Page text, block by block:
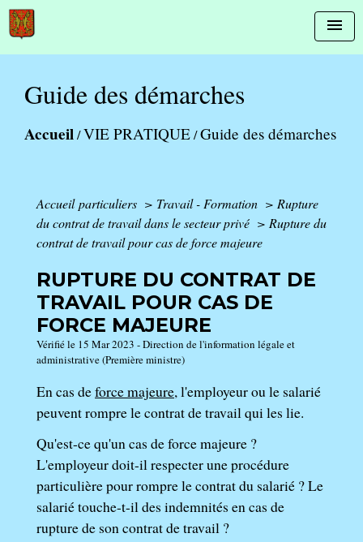
menu
Guide des démarches
Accueil/VIE PRATIQUE/Guide des démarches
Accueil particuliers > Travail - Formation > Rupture
du contrat de travail dans le secteur privé > Rupture du
contrat de travail pour cas de force majeure
RUPTURE DU CONTRAT DE
TRAVAIL POUR CAS DE
FORCE MAJEURE
Vérifié le 15 Mar 2023 - Direction de l'information légale et
administrative (Première ministre)
En cas deforce majeure, l'employeur ou le salarié
peuvent rompre le contrat de travail qui les lie.
Qu'est-ce qu'un cas de force majeure ?
L'employeur doit-il respecter une procédure
particulière pour rompre le contrat du salarié ? Le
salarié touche-t-il des indemnités en cas de
rupture de son contrat de travail ?